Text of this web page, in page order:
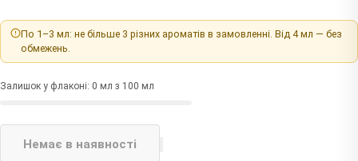
По 1–3 мл: не більше 3 різних ароматів в замовленні. Від 4 мл — без
обмежень.
Залишок у флаконі: 0 мл з 100 мл
Немає в наявності